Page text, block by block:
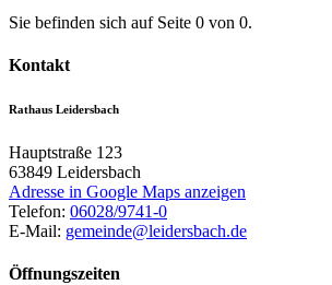
Sie befinden sich auf Seite 0 von 0.
Kontakt
Rathaus Leidersbach
Hauptstraße 123
63849 Leidersbach
Adresse in Google Maps anzeigen
Telefon: 06028/9741-0
E-Mail: gemeinde@leidersbach.de
Öffnungszeiten